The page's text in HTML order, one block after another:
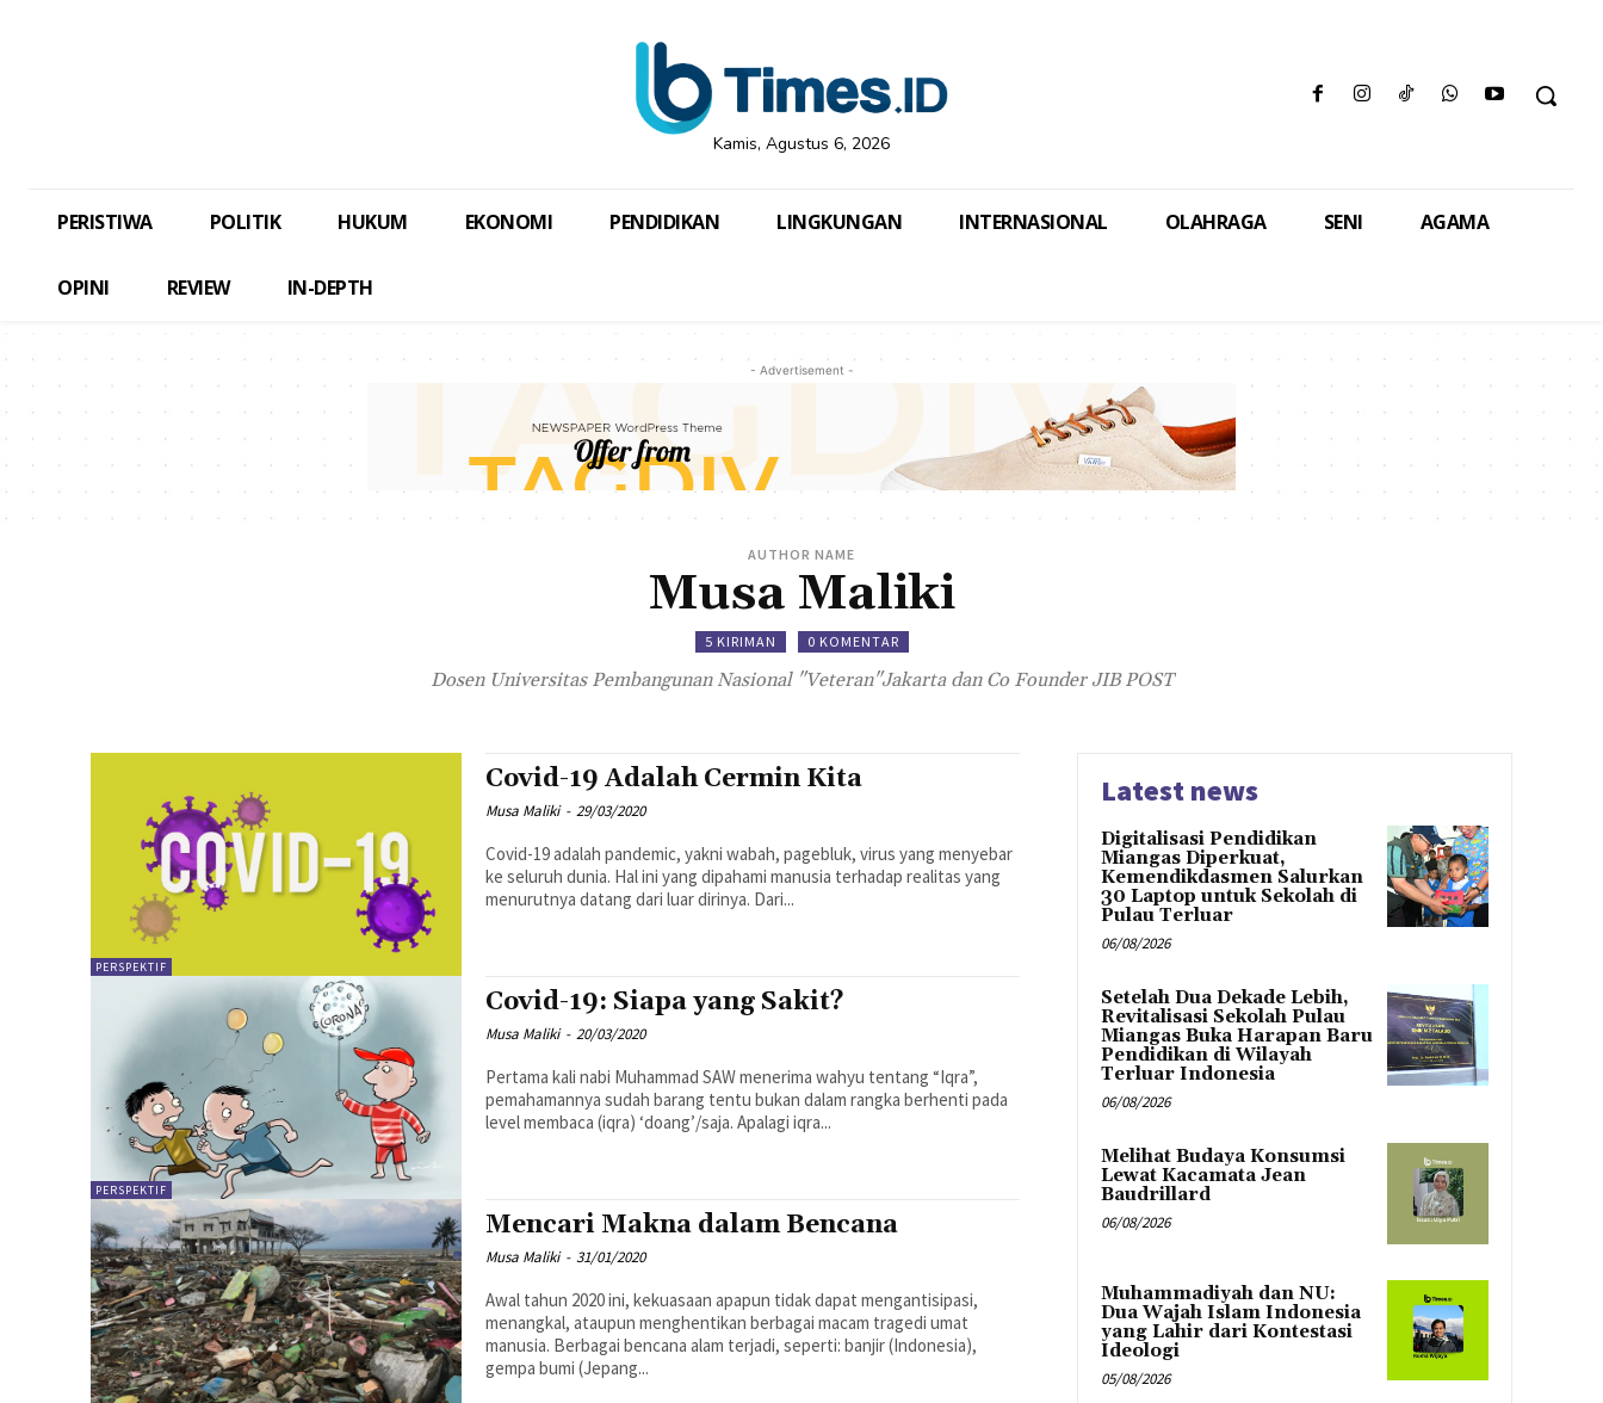
Kamis, Agustus 6, 2026
PERISTIWA POLITIK HUKUM EKONOMI PENDIDIKAN LINGKUNGAN INTERNASIONAL OLAHRAGA SENI AGAMA
OPINI REVIEW IN-DEPTH
- Advertisement -
AUTHOR NAME
Musa Maliki
5 KIRIMAN 0 KOMENTAR
Dosen Universitas Pembangunan Nasional "Veteran"Jakarta dan Co Founder JIB POST
PERSPEKTIF
Covid-19 Adalah Cermin Kita
Musa Maliki - 29/03/2020
Covid-19 adalah pandemic, yakni wabah, pagebluk, virus yang menyebar
ke seluruh dunia. Hal ini yang dipahami manusia terhadap realitas yang
menurutnya datang dari luar dirinya. Dari...
PERSPEKTIF
Covid-19: Siapa yang Sakit?
Musa Maliki - 20/03/2020
Pertama kali nabi Muhammad SAW menerima wahyu tentang “Iqra”,
pemahamannya sudah barang tentu bukan dalam rangka berhenti pada
level membaca (iqra) ‘doang’/saja. Apalagi iqra...
Mencari Makna dalam Bencana
Musa Maliki - 31/01/2020
Awal tahun 2020 ini, kekuasaan apapun tidak dapat mengantisipasi,
menangkal, ataupun menghentikan berbagai macam tragedi umat
manusia. Berbagai bencana alam terjadi, seperti: banjir (Indonesia),
gempa bumi (Jepang...
Latest news
Digitalisasi Pendidikan
Miangas Diperkuat,
Kemendikdasmen Salurkan
30 Laptop untuk Sekolah di
Pulau Terluar
06/08/2026
Setelah Dua Dekade Lebih,
Revitalisasi Sekolah Pulau
Miangas Buka Harapan Baru
Pendidikan di Wilayah
Terluar Indonesia
06/08/2026
Melihat Budaya Konsumsi
Lewat Kacamata Jean
Baudrillard
06/08/2026
Muhammadiyah dan NU:
Dua Wajah Islam Indonesia
yang Lahir dari Kontestasi
Ideologi
05/08/2026